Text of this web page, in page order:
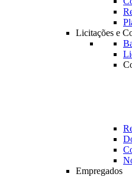
Licitações e
Empregados